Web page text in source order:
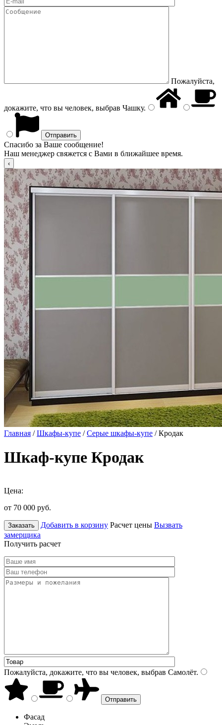
Пожалуйста,
докажите, что вы человек, выбрав Чашку.
Спасибо за Ваше сообщение!
Наш менеджер свяжется с Вами в ближайшее время.
Главная /Шкафы-купе /Серые шкафы-купе / Кродак
Шкаф-купе Кродак
Цена:
от 70 000 руб.
Заказать Добавить в корзину Расчет цены Вызвать
замерщика
Получить расчет
Пожалуйста, докажите, что вы человек, выбрав Самолёт.
Фасад